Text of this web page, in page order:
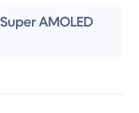
Super AMOLED